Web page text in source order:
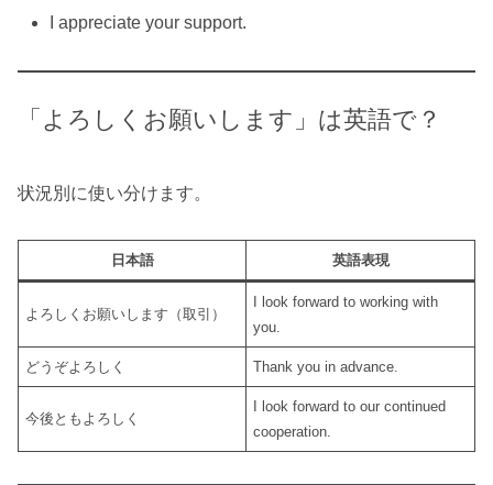
I appreciate your support.
「よろしくお願いします」は英語で？
状況別に使い分けます。
日本語 英語表現
よろしくお願いします（取引）
I look forward to working with
you.
どうぞよろしく Thank you in advance.
今後ともよろしく
I look forward to our continued
cooperation.